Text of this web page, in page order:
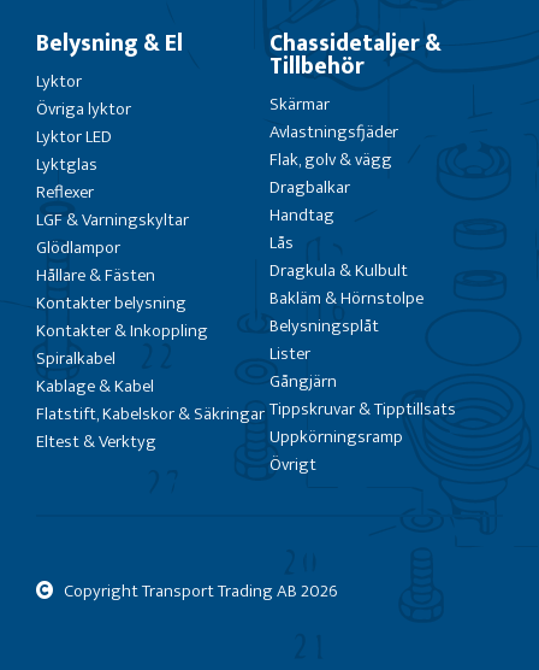
Belysning & El
Lyktor
Övriga lyktor
Lyktor LED
Lyktglas
Reflexer
LGF & Varningskyltar
Glödlampor
Hållare & Fästen
Kontakter belysning
Kontakter & Inkoppling
Spiralkabel
Kablage & Kabel
Flatstift, Kabelskor & Säkringar
Eltest & Verktyg
Chassidetaljer &
Tillbehör
Skärmar
Avlastningsfjäder
Flak, golv & vägg
Dragbalkar
Handtag
Lås
Dragkula & Kulbult
Bakläm & Hörnstolpe
Belysningsplåt
Lister
Gångjärn
Tippskruvar & Tipptillsats
Uppkörningsramp
Övrigt
Copyright Transport Trading AB2026